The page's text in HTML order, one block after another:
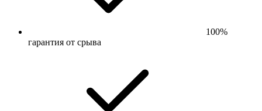
100%
гарантия от срыва